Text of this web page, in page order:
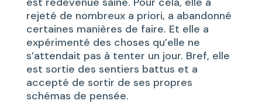
rejeté de nombreux a priori, a abandonné
certaines manières de faire. Et elle a
expérimenté des choses qu’elle ne
s’attendait pas à tenter un jour. Bref, elle
est sortie des sentiers battus et a
accepté de sortir de ses propres
schémas de pensée.